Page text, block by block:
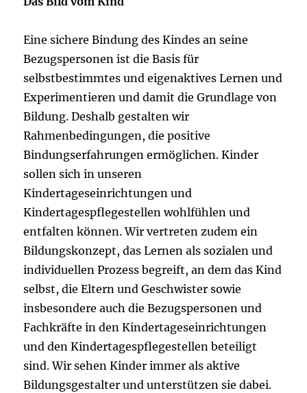
Eine sichere Bindung des Kindes an seine
Bezugspersonen ist die Basis für
selbstbestimmtes und eigenaktives Lernen und
Experimentieren und damit die Grundlage von
Bildung. Deshalb gestalten wir
Rahmenbedingungen, die positive
Bindungserfahrungen ermöglichen. Kinder
sollen sich in unseren
Kindertageseinrichtungen und
Kindertagespflegestellen wohlfühlen und
entfalten können. Wir vertreten zudem ein
Bildungskonzept, das Lernen als sozialen und
individuellen Prozess begreift, an dem das Kind
selbst, die Eltern und Geschwister sowie
insbesondere auch die Bezugspersonen und
Fachkräfte in den Kindertageseinrichtungen
und den Kindertagespflegestellen beteiligt
sind. Wir sehen Kinder immer als aktive
Bildungsgestalter und unterstützen sie dabei.